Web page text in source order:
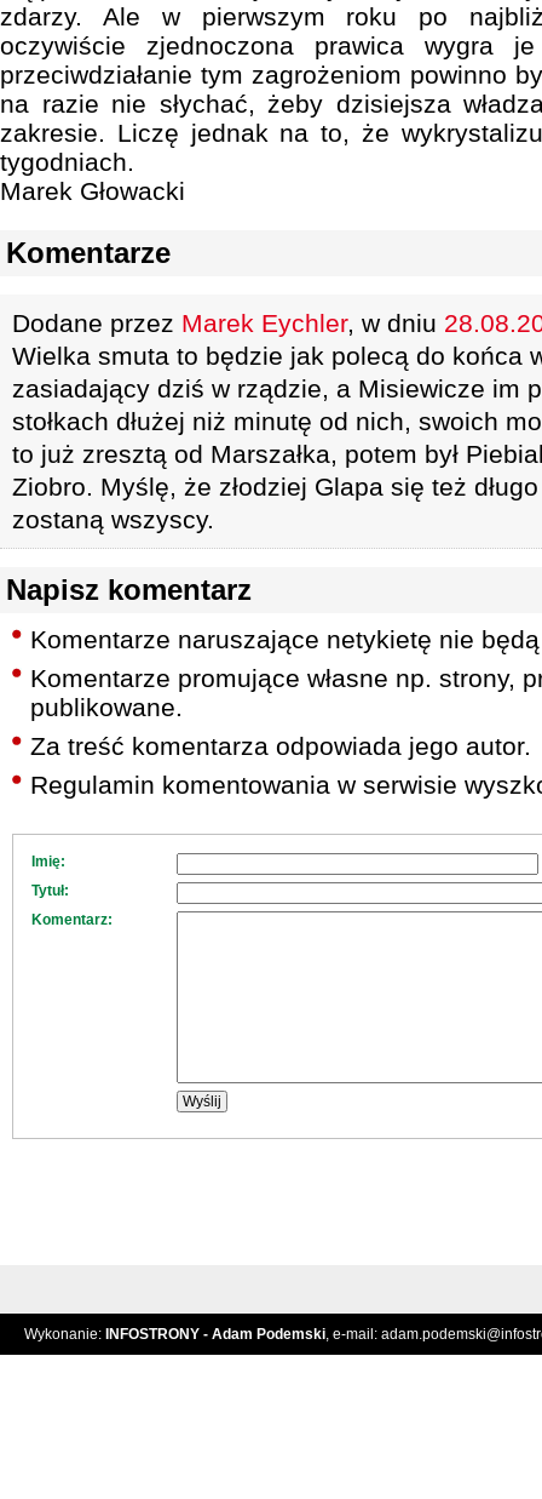
zdarzy. Ale w pierwszym roku po
oczywiście zjednoczona prawica wygra
przeciwdziałanie tym zagrożeniom powinno
na razie nie słychać, żeby dzisiejsza
zakresie. Liczę jednak na to, że
tygodniach.
Marek Głowacki
Komentarze
Dodane przez Marek Eychler, w dniu
Wielka smuta to będzie jak polecą do końca
zasiadający dziś w rządzie, a Misiewicze im
stołkach dłużej niż minutę od nich, swoich
to już zresztą od Marszałka, potem był
Ziobro. Myślę, że złodziej Glapa się też
zostaną wszyscy.
Napisz komentarz
Komentarze naruszające netykietę nie
Komentarze promujące własne np. strony,
publikowane.
Za treść komentarza odpowiada jego autor.
Regulamin komentowania w serwisie
Imię:
Tytuł:
Komentarz:
Wykonanie: INFOSTRONY - Adam Podemski, e-mail: